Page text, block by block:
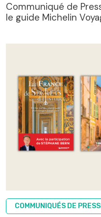
Communiqué de
le guide Michelin
COMMUNIQUÉS DE